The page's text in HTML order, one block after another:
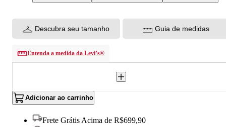
Descubra seu tamanho Guia de medidas
Entenda a medida da Levi’s®
Adicionar ao carrinho
Frete Grátis Acima de R$699,90